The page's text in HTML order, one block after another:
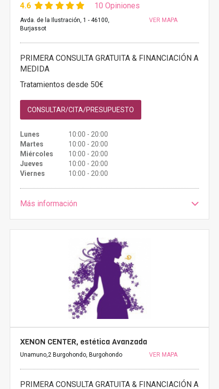
4.6 10 Opiniones
Avda. de la Ilustración, 1 - 46100,
Burjassot
VER MAPA
PRIMERA CONSULTA GRATUITA & FINANCIACIÓN A
MEDIDA
Tratamientos desde 50€
CONSULTAR/CITA/PRESUPUESTO
Lunes
10:00 - 20:00
Martes
10:00 - 20:00
Miércoles
10:00 - 20:00
Jueves
10:00 - 20:00
Viernes
10:00 - 20:00
Más información
XENON CENTER, estética Avanzada
Unamuno,2 Burgohondo, Burgohondo VER MAPA
PRIMERA CONSULTA GRATUITA & FINANCIACIÓN A